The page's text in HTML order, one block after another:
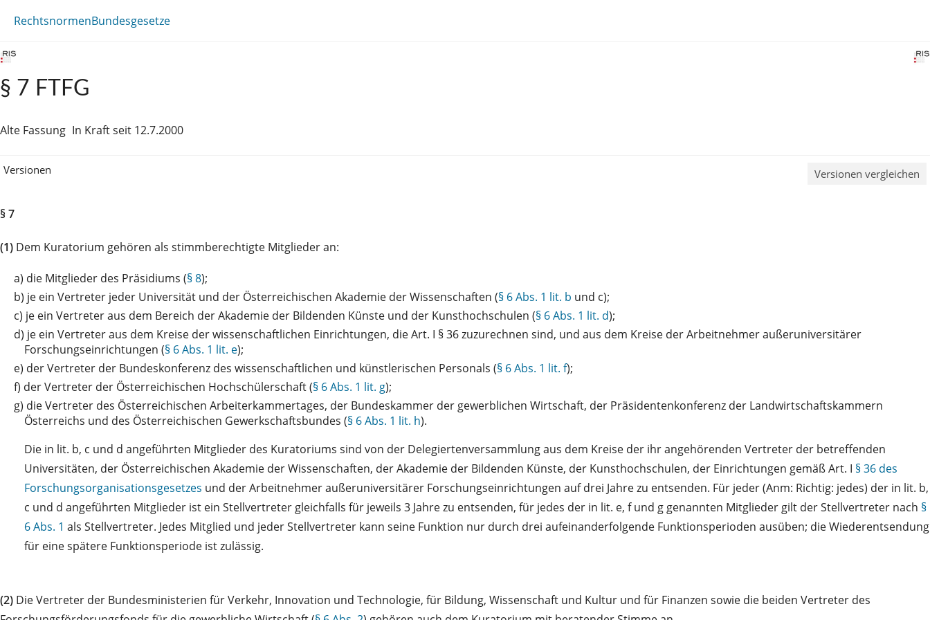
RechtsnormenBundesgesetze
§ 7 FTFG
Alte Fassung In Kraft seit 12.7.2000
Versionen Versionen vergleichen
§ 7
(1) Dem Kuratorium gehören als stimmberechtigte Mitglieder an:
a) die Mitglieder des Präsidiums (§ 8);
b) je ein Vertreter jeder Universität und der Österreichischen Akademie der Wissenschaften (§ 6 Abs. 1 lit. b und c);
c) je ein Vertreter aus dem Bereich der Akademie der Bildenden Künste und der Kunsthochschulen (§ 6 Abs. 1 lit. d);
d) je ein Vertreter aus dem Kreise der wissenschaftlichen Einrichtungen, die Art. I § 36 zuzurechnen sind, und aus dem Kreise der Arbeitnehmer außeruniversitärer
Forschungseinrichtungen (§ 6 Abs. 1 lit. e);
e) der Vertreter der Bundeskonferenz des wissenschaftlichen und künstlerischen Personals (§ 6 Abs. 1 lit. f);
f) der Vertreter der Österreichischen Hochschülerschaft (§ 6 Abs. 1 lit. g);
g) die Vertreter des Österreichischen Arbeiterkammertages, der Bundeskammer der gewerblichen Wirtschaft, der Präsidentenkonferenz der Landwirtschaftskammern
Österreichs und des Österreichischen Gewerkschaftsbundes (§ 6 Abs. 1 lit. h).
Die in lit. b, c und d angeführten Mitglieder des Kuratoriums sind von der Delegiertenversammlung aus dem Kreise der ihr angehörenden Vertreter der betreffenden
Universitäten, der Österreichischen Akademie der Wissenschaften, der Akademie der Bildenden Künste, der Kunsthochschulen, der Einrichtungen gemäß Art. I § 36 des
Forschungsorganisationsgesetzes und der Arbeitnehmer außeruniversitärer Forschungseinrichtungen auf drei Jahre zu entsenden. Für jeder (Anm: Richtig: jedes) der in lit. b,
c und d angeführten Mitglieder ist ein Stellvertreter gleichfalls für jeweils 3 Jahre zu entsenden, für jedes der in lit. e, f und g genannten Mitglieder gilt der Stellvertreter nach §
6 Abs. 1 als Stellvertreter. Jedes Mitglied und jeder Stellvertreter kann seine Funktion nur durch drei aufeinanderfolgende Funktionsperioden ausüben; die Wiederentsendung
für eine spätere Funktionsperiode ist zulässig.
(2) Die Vertreter der Bundesministerien für Verkehr, Innovation und Technologie, für Bildung, Wissenschaft und Kultur und für Finanzen sowie die beiden Vertreter des